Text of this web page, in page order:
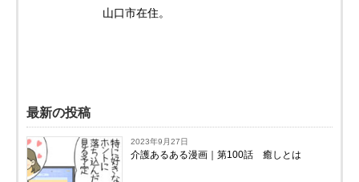
山口市在住。
最新の投稿
2023年9月27日
介護あるある漫画｜第100話 癒しとは